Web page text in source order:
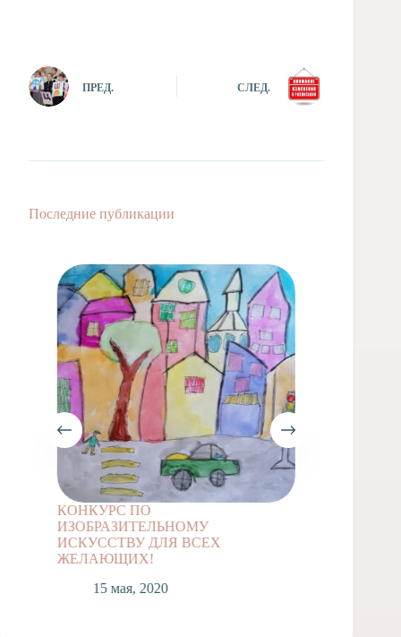
ПРЕД. СЛЕД.
Последние публикации
КОНКУРС ПО
ИЗОБРАЗИТЕЛЬНОМУ
ИСКУССТВУ ДЛЯ ВСЕХ
ЖЕЛАЮЩИХ!
15 мая, 2020